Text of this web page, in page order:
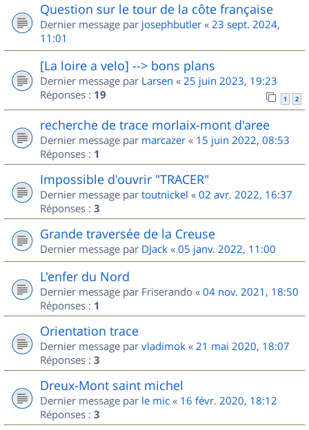
Question sur le tour de la côte française
Dernier message par josephbutler « 23 sept. 2024,
11:01
[La loire a velo] --> bons plans
Dernier message par Larsen « 25 juin 2023, 19:23
Réponses : 19 1 2
recherche de trace morlaix-mont d'aree
Dernier message par marcazer « 15 juin 2022, 08:53
Réponses : 1
Impossible d'ouvrir "TRACER"
Dernier message par toutnickel « 02 avr. 2022, 16:37
Réponses : 3
Grande traversée de la Creuse
Dernier message par DJack « 05 janv. 2022, 11:00
L'enfer du Nord
Dernier message par Friserando « 04 nov. 2021, 18:50
Réponses : 1
Orientation trace
Dernier message par vladimok « 21 mai 2020, 18:07
Réponses : 3
Dreux-Mont saint michel
Dernier message par le mic « 16 févr. 2020, 18:12
Réponses : 3